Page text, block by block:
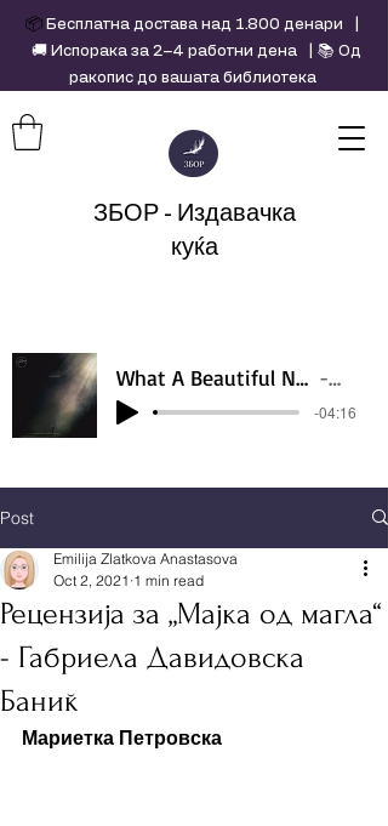
ЗБОР - Издавачка
куќа
What A Beautiful Name - Hillsong - Violin cover by Daniel Jang Artist
-04:16
📦 Бесплатна достава над 1.800 денари |
🚚 Испорака за 2–4 работни дена | 📚 Од
ракопис до вашата библиотека
Post
Рецензија за „Мајка од магла“
- Габриела Давидовска
Баниќ
Emilija Zlatkova Anastasova
Oct 2, 2021 1 min read
Мариетка Петровска